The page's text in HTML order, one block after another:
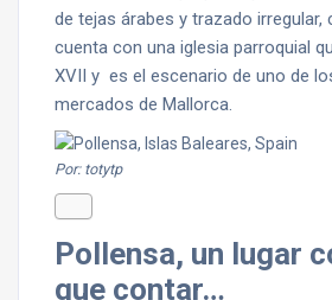
de tejas árabes y trazado irregular,
cuenta con una iglesia parroquial
XVII y es el escenario de uno de
mercados de Mallorca.
Por: totytp
Pollensa, un lugar
que contar…